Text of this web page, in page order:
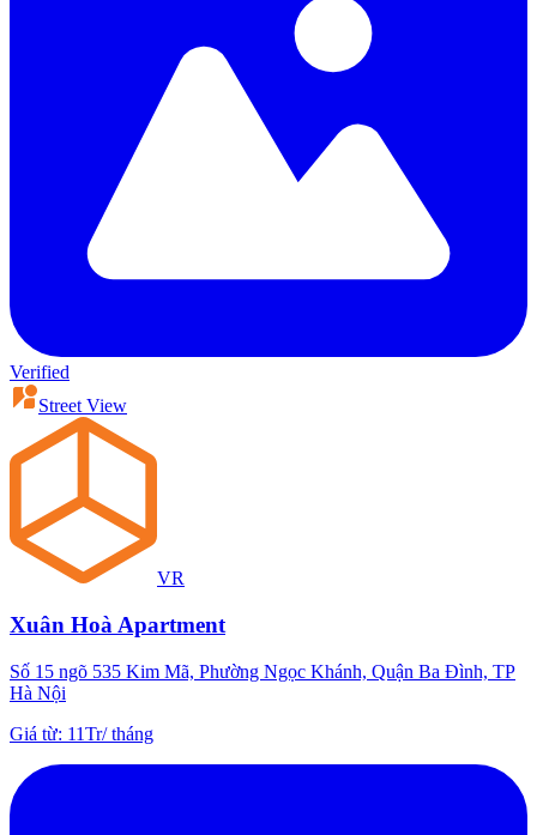
Verified
Street View
VR
Xuân Hoà Apartment
Số 15 ngõ 535 Kim Mã, Phường Ngọc Khánh, Quận Ba Đình, TP
Hà Nội
Giá từ: 11Tr/tháng